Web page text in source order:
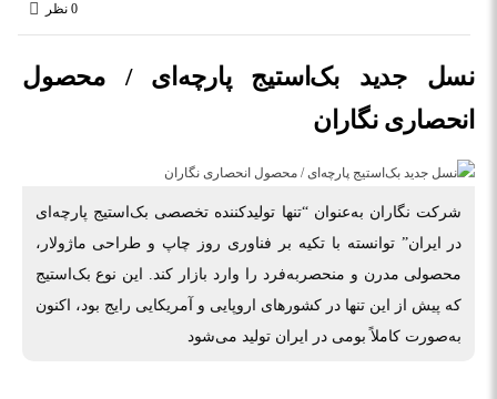
0 نظر
نسل جدید بک‌استیج پارچه‌ای / محصول
انحصاری نگاران
شرکت نگاران به‌عنوان “تنها تولیدکننده تخصصی بک‌استیج پارچه‌ای
در ایران” توانسته با تکیه بر فناوری روز چاپ و طراحی ماژولار،
محصولی مدرن و منحصربه‌فرد را وارد بازار کند. این نوع بک‌استیج
که پیش از این تنها در کشورهای اروپایی و آمریکایی رایج بود، اکنون
به‌صورت کاملاً بومی در ایران تولید می‌شود